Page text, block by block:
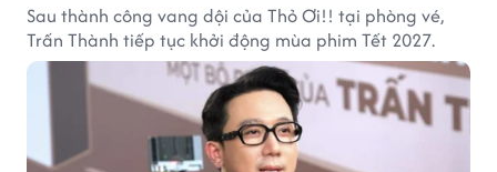
Sau thành công vang dội của Thỏ Ơi!! tại phòng vé,
Trấn Thành tiếp tục khởi động mùa phim Tết 2027.